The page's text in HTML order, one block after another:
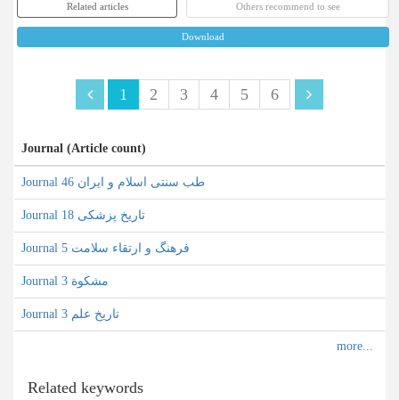
Related articles Others recommend to see
Download
1 2 3 4 5 6
Journal (Article count)
Journal طب سنتی اسلام و ایران 46
Journal تاریخ پزشکی 18
Journal فرهنگ و ارتقاء سلامت 5
Journal مشکو‌ة 3
Journal تاریخ علم 3
Related keywords